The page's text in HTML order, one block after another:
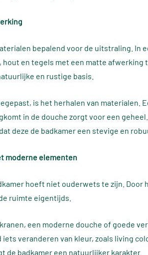
bepalend voor de uitstraling. In
hout en tegels met een matte afwerking
en rustige basis.
is het herhalen van materialen.
in de douche zorgt voor een
deze de badkamer een stevige en
moderne elementen
hoeft niet ouderwets te zijn. Door
ruimte eigentijds.
een moderne douche of goede
iets veranderen van kleur, zoals living
de badkamer een natuurlijker karakter.